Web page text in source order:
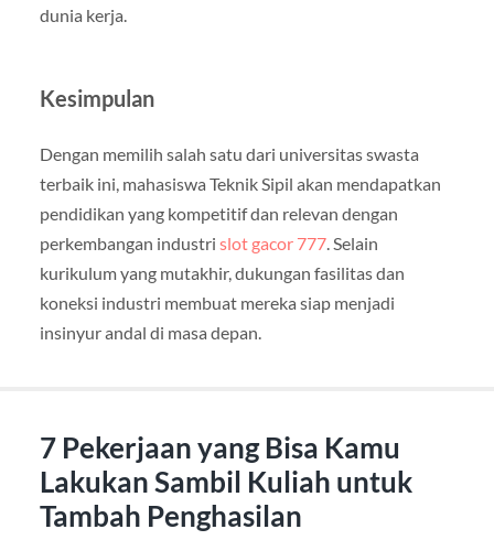
dunia kerja.
Kesimpulan
Dengan memilih salah satu dari universitas swasta
terbaik ini, mahasiswa Teknik Sipil akan mendapatkan
pendidikan yang kompetitif dan relevan dengan
perkembangan industri slot gacor 777. Selain
kurikulum yang mutakhir, dukungan fasilitas dan
koneksi industri membuat mereka siap menjadi
insinyur andal di masa depan.
7 Pekerjaan yang Bisa Kamu
Lakukan Sambil Kuliah untuk
Tambah Penghasilan